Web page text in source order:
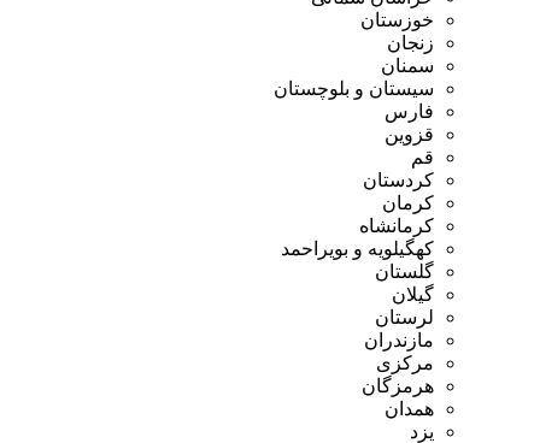
خوزستان
زنجان
سمنان
سیستان و بلوچستان
فارس
قزوین
قم
کردستان
کرمان
کرمانشاه
کهگیلویه و بویراحمد
گلستان
گیلان
لرستان
مازندران
مرکزی
هرمزگان
همدان
یزد